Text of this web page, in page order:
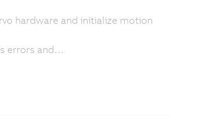
hardware and initialize motion
errors and…